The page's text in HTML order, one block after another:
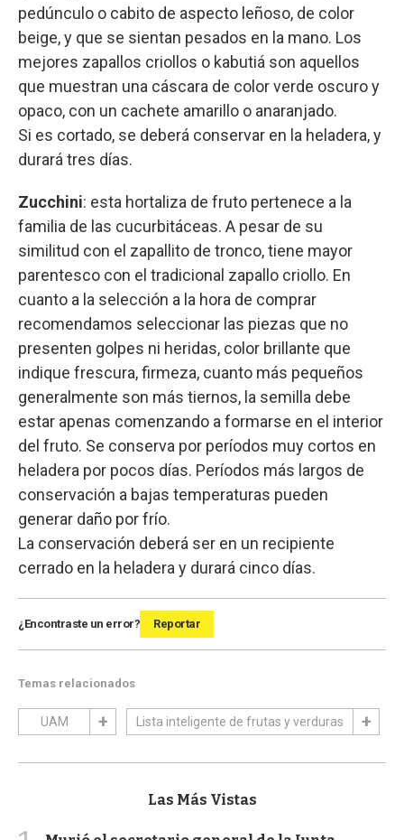
pedúnculo o cabito de aspecto leñoso, de color
beige, y que se sientan pesados en la mano. Los
mejores zapallos criollos o kabutiá son aquellos
que muestran una cáscara de color verde oscuro y
opaco, con un cachete amarillo o anaranjado.
Si es cortado, se deberá conservar en la heladera, y
durará tres días.
Zucchini: esta hortaliza de fruto pertenece a la
familia de las cucurbitáceas. A pesar de su
similitud con el zapallito de tronco, tiene mayor
parentesco con el tradicional zapallo criollo. En
cuanto a la selección a la hora de comprar
recomendamos seleccionar las piezas que no
presenten golpes ni heridas, color brillante que
indique frescura, firmeza, cuanto más pequeños
generalmente son más tiernos, la semilla debe
estar apenas comenzando a formarse en el interior
del fruto. Se conserva por períodos muy cortos en
heladera por pocos días. Períodos más largos de
conservación a bajas temperaturas pueden
generar daño por frío.
La conservación deberá ser en un recipiente
cerrado en la heladera y durará cinco días.
¿Encontraste un error? Reportar
Temas relacionados
UAM Lista inteligente de frutas y verduras
Las Más Vistas